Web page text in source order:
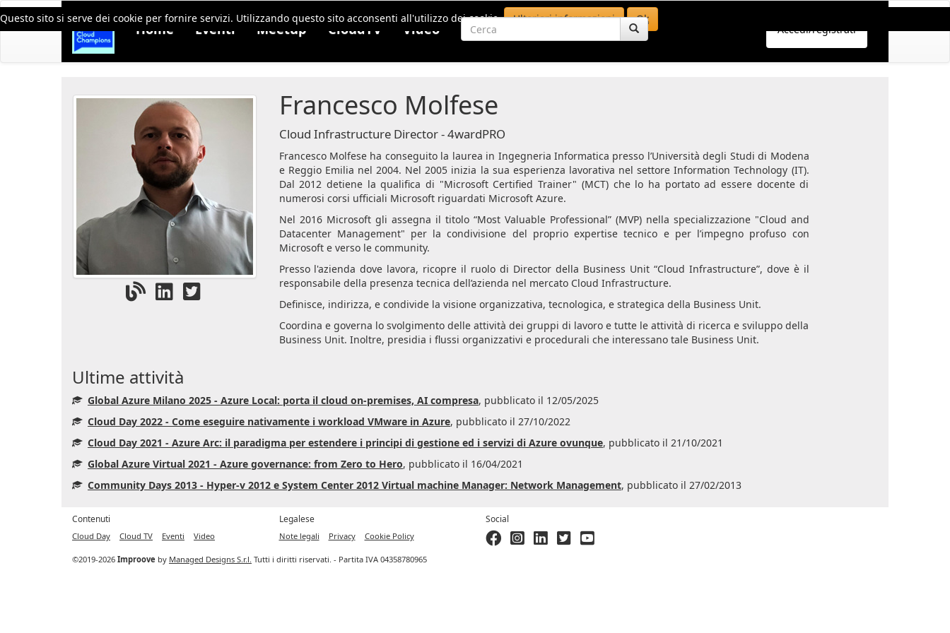
Questo sito si serve dei cookie per fornire servizi. Utilizzando questo sito acconsenti all'utilizzo dei cookie. Ulteriori informazioni Ok
Home Eventi Meetup CloudTV Video Accedi/registrati
Francesco Molfese
Cloud Infrastructure Director - 4wardPRO
Francesco Molfese ha conseguito la laurea in Ingegneria Informatica presso l’Università degli Studi di Modena
e Reggio Emilia nel 2004. Nel 2005 inizia la sua esperienza lavorativa nel settore Information Technology (IT).
Dal 2012 detiene la qualifica di "Microsoft Certified Trainer" (MCT) che lo ha portato ad essere docente di
numerosi corsi ufficiali Microsoft riguardati Microsoft Azure.
Nel 2016 Microsoft gli assegna il titolo “Most Valuable Professional” (MVP) nella specializzazione "Cloud and
Datacenter Management" per la condivisione del proprio expertise tecnico e per l’impegno profuso con
Microsoft e verso le community.
Presso l'azienda dove lavora, ricopre il ruolo di Director della Business Unit “Cloud Infrastructure”, dove è il
responsabile della presenza tecnica dell’azienda nel mercato Cloud Infrastructure.
Definisce, indirizza, e condivide la visione organizzativa, tecnologica, e strategica della Business Unit.
Coordina e governa lo svolgimento delle attività dei gruppi di lavoro e tutte le attività di ricerca e sviluppo della
Business Unit. Inoltre, presidia i flussi organizzativi e procedurali che interessano tale Business Unit.
Ultime attività
Global Azure Milano 2025 - Azure Local: porta il cloud on-premises, AI compresa, pubblicato il 12/05/2025
Cloud Day 2022 - Come eseguire nativamente i workload VMware in Azure, pubblicato il 27/10/2022
Cloud Day 2021 - Azure Arc: il paradigma per estendere i principi di gestione ed i servizi di Azure ovunque, pubblicato il 21/10/2021
Global Azure Virtual 2021 - Azure governance: from Zero to Hero, pubblicato il 16/04/2021
Community Days 2013 - Hyper-v 2012 e System Center 2012 Virtual machine Manager: Network Management, pubblicato il 27/02/2013
Contenuti
Cloud Day Cloud TV Eventi Video
Legalese
Note legali Privacy Cookie Policy
Social
©2019-2026 Improove by Managed Designs S.r.l. Tutti i diritti riservati. - Partita IVA 04358780965